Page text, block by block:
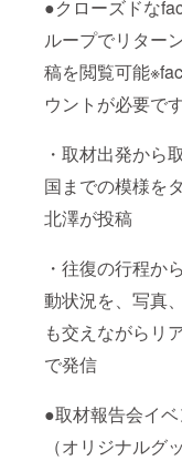
●クローズドな
ループでリター
稿を閲覧可能
ウントが必要で
・取材出発から
国までの模様を
北澤が投稿
・往復の行程か
動状況を、写真
も交えながらリ
で発信
●取材報告会イ
（オリジナルグ